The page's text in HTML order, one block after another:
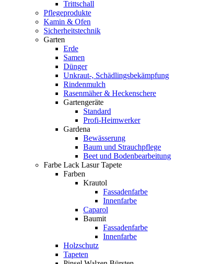
Trittschall
Pflegeprodukte
Kamin & Ofen
Sicherheitstechnik
Garten
Erde
Samen
Dünger
Unkraut-, Schädlingsbekämpfung
Rindenmulch
Rasenmäher & Heckenschere
Gartengeräte
Standard
Profi-Heimwerker
Gardena
Bewässerung
Baum und Strauchpflege
Beet und Bodenbearbeitung
Farbe Lack Lasur Tapete
Farben
Krautol
Fassadenfarbe
Innenfarbe
Caparol
Baumit
Fassadenfarbe
Innenfarbe
Holzschutz
Tapeten